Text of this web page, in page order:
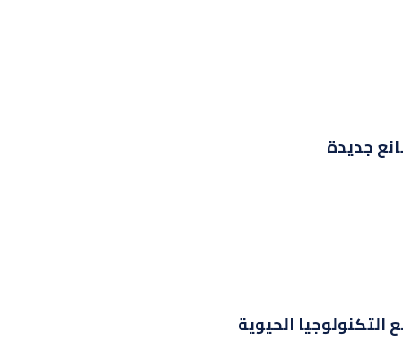
التكنولوجيا الحيوية